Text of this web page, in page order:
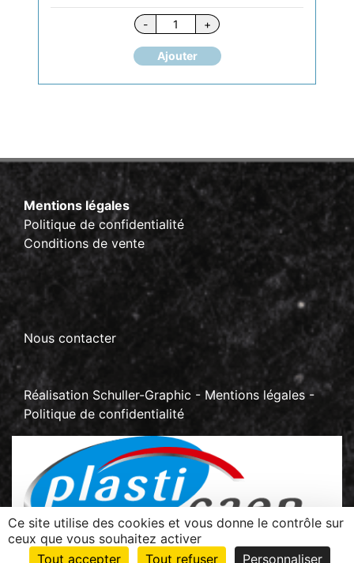
-
quantité
de
PAVE
FRANCAISE
+
Ajouter
Mentions légales
Politique de confidentialité
Conditions de vente
Nous contacter
Réalisation Schuller-Graphic - Mentions légales -
Politique de confidentialité
Z.I La Sablonnière - BP 70267 Rots
Ce site utilise des cookies et vous donne le contrôle sur
ceux que vous souhaitez activer
Tout accepter
Tout refuser Personnaliser